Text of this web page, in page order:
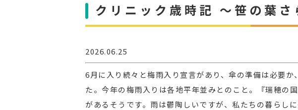
クリニック歳時記 ～笹の葉さ
2026.06.25
6月に入り続々と梅雨入り宣言があり、傘の準備は必要
た。今年の梅雨入りは各地平年並みとのこと。『瑞穂の
があるそうです。雨は鬱陶しいですが、私たちの暮らし